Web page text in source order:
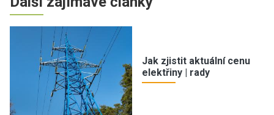
Jak zjistit aktuální cenu
elektřiny | rady